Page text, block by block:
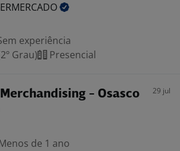
experiência
Grau)
Presencial
- Osasco 29 jul
de 1 ano